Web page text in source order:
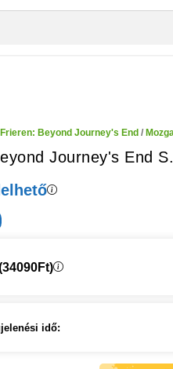
Frieren: Beyond Journey's End /
Journey's End
idő: